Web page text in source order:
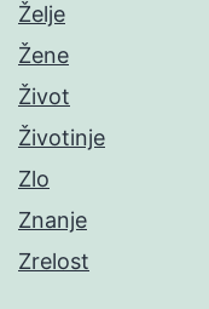
Želje
Žene
Život
Životinje
Zlo
Znanje
Zrelost